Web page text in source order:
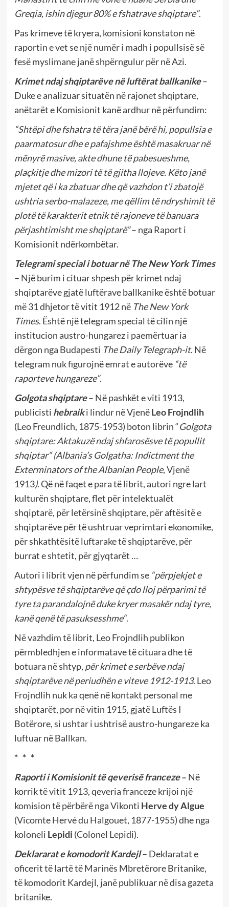
Greqia, ishin djegur 80% e fshatrave shqiptare”.
Pas krimeve të kryera, komisioni konstaton në
raportin e vet se një numër i madh i popullsisë së
fesë myslimane janë shpërngulur për në Azi.
Krimet ndaj shqiptarëve në luftërat ballkanike–
Duke e analizuar situatën në rajonet shqiptare,
anëtarët e Komisionit kanë ardhur në përfundim:
“Shtëpi dhe fshatra të tëra janë bërë hi, popullsia e
paarmatosur dhe e pafajshme është masakruar në
mënyrë masive, akte dhune të pabesueshme,
plaçkitje dhe mizori të të gjitha llojeve. Këto janë
mjetet që i ka zbatuar dhe që vazhdon t’i zbatojë
ushtria serbo-malazeze, me qëllim të ndryshimit të
plotë të karakterit etnik të rajoneve të banuara
përjashtimisht me shqiptarë”– nga Raport i
Komisionit ndërkombëtar.
Telegrami special i botuar në The New York Times
– Një burim i cituar shpesh për krimet ndaj
shqiptarëve gjatë luftërave ballkanike është botuar
më 31 dhjetor të vitit 1912 në The New York
Times. Është një telegram special të cilin një
institucion austro-hungarez i paemërtuar ia
dërgon nga Budapesti The Daily Telegraph-it. Në
telegram nuk figurojnë emrat e autorëve “të
raporteve hungareze”.
Golgota shqiptare– Në pashkët e viti 1913,
publicisti hebraiki lindur në VjenëLeo Frojndlih
(Leo Freundlich, 1875-1953) boton librin “Golgota
shqiptare: Aktakuzë ndaj shfarosësve të popullit
shqiptar“ (Albania’s Golgatha: Indictment the
Exterminators of the Albanian People, Vjenë
1913). Që në faqet e para të librit, autori ngre lart
kulturën shqiptare, flet për intelektualët
shqiptarë, për letërsinë shqiptare, për aftësitë e
shqiptarëve për të ushtruar veprimtari ekonomike,
për shkathtësitë luftarake të shqiptarëve, për
burrat e shtetit, për gjyqtarët …
Autori i librit vjen në përfundim se “përpjekjet e
shtypësve të shqiptarëve që çdo lloj përparimi të
tyre ta parandalojnë duke kryer masakër ndaj tyre,
kanë qenë të pasuksesshme“.
Në vazhdim të librit, Leo Frojndlih publikon
përmbledhjen e informatave të cituara dhe të
botuara në shtyp, për krimet e serbëve ndaj
shqiptarëve në periudhën e viteve 1912-1913. Leo
Frojndlih nuk ka qenë në kontakt personal me
shqiptarët, por në vitin 1915, gjatë Luftës I
Botërore, si ushtar i ushtrisë austro-hungareze ka
luftuar në Ballkan.
* * *
Raporti i Komisionit të qeverisë franceze – Në
korrik të vitit 1913, qeveria franceze krijoi një
komision të përbërë nga Vikonti Herve dy Algue
(Vicomte Hervé du Halgouet, 1877-1955) dhe nga
koloneli Lepidi (Colonel Lepidi).
Deklararat e komodorit Kardejl– Deklaratat e
oficerit të lartë të Marinës Mbretërore Britanike,
të komodorit Kardejl, janë publikuar në disa gazeta
britanike.